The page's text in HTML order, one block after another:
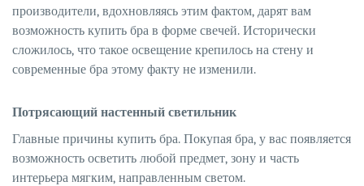
производители, вдохновляясь этим фактом, дарят вам
возможность купить бра в форме свечей. Исторически
сложилось, что такое освещение крепилось на стену и
современные бра этому факту не изменили.
Потрясающий настенный светильник
Главные причины купить бра. Покупая бра, у вас появляется
возможность осветить любой предмет, зону и часть
интерьера мягким, направленным светом.